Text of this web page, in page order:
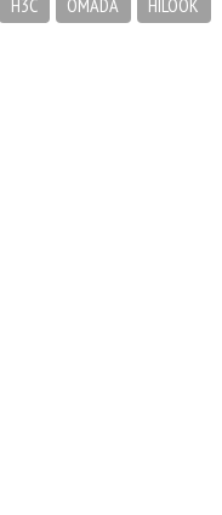
H3C OMADA HILOOK